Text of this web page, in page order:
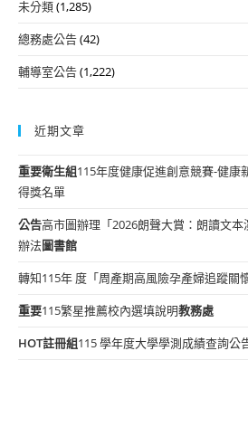
未分類(1,285)
總務處公告(42)
輔導室公告(1,222)
近期文章
重要衛生組115年度健康促進創意競賽-健康
得獎名單
公告高市圖辦理「2026朗聲大賞：朗讀文
辦法圖書館
轉知115年 度「周產期高風險孕產婦追蹤關
重要115繁星推薦校內選填說明教務處
HOT註冊組115 學年度大學學測成績查詢公